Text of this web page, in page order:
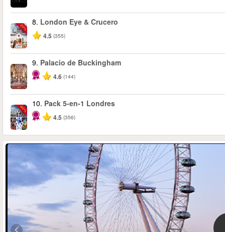
-20%
8. London Eye & Crucero
4.5 (355)
9. Palacio de Buckingham
4.6 (144)
-60%
10. Pack 5-en-1 Londres
4.5 (356)